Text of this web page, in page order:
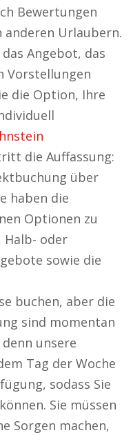
Bewertungen
Urlaubern.
Angebot, das
Vorstellungen
die Option, Ihre
die Auffassung:
über
haben die
Optionen zu
Halb- oder
sowie die
buchen, aber die
sind momentan
unsere
Tag der Woche
sodass Sie
Sie müssen
Sorgen machen,